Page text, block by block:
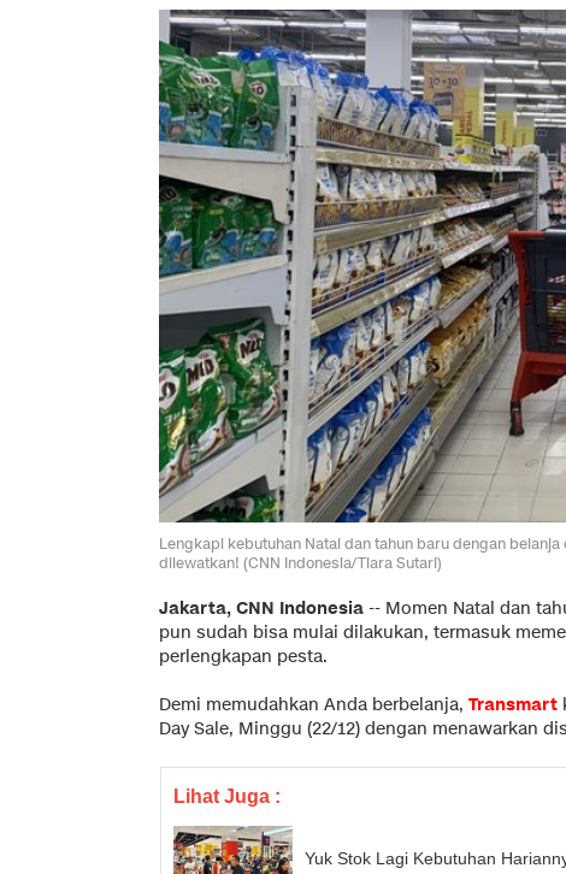
Lengkapi kebutuhan Natal dan tahun baru dengan
dilewatkan! (CNN Indonesia/Tiara Sutari)
Jakarta, CNN Indonesia -- Momen Natal dan
pun sudah bisa mulai dilakukan, termasuk
perlengkapan pesta.
Demi memudahkan Anda berbelanja, Transmart
Day Sale, Minggu (22/12) dengan menawarkan
Lihat Juga :
Yuk Stok Lagi Kebutuhan